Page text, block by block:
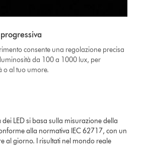
consente una regolazione precisa
da 100 a 1000 lux, per
o al tuo umore.
dei LED si basa sulla misurazione della
alla normativa IEC 62717, con un
al giorno. I risultati nel mondo reale